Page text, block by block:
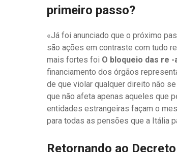
primeiro passo?
«Já foi anunciado que o próximo
são ações em contraste com tudo
mais fortes foi O bloqueio das re
financiamento dos órgãos
de que violar qualquer direito não
que não afeta apenas aqueles que
entidades estrangeiras façam o
para todas as pensões que a Itália
Retornando ao